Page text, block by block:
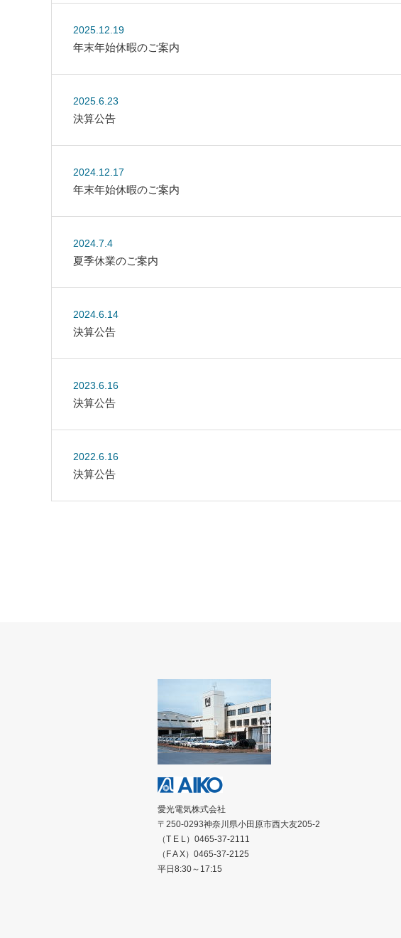
2025.12.19
年末年始休暇のご案内
2025.6.23
決算公告
2024.12.17
年末年始休暇のご案内
2024.7.4
夏季休業のご案内
2024.6.14
決算公告
2023.6.16
決算公告
2022.6.16
決算公告
愛光電気株式会社
〒250-0293神奈川県小田原市西大友205-2
（T E L）0465-37-2111
（F A X）0465-37-2125
平日8:30～17:15